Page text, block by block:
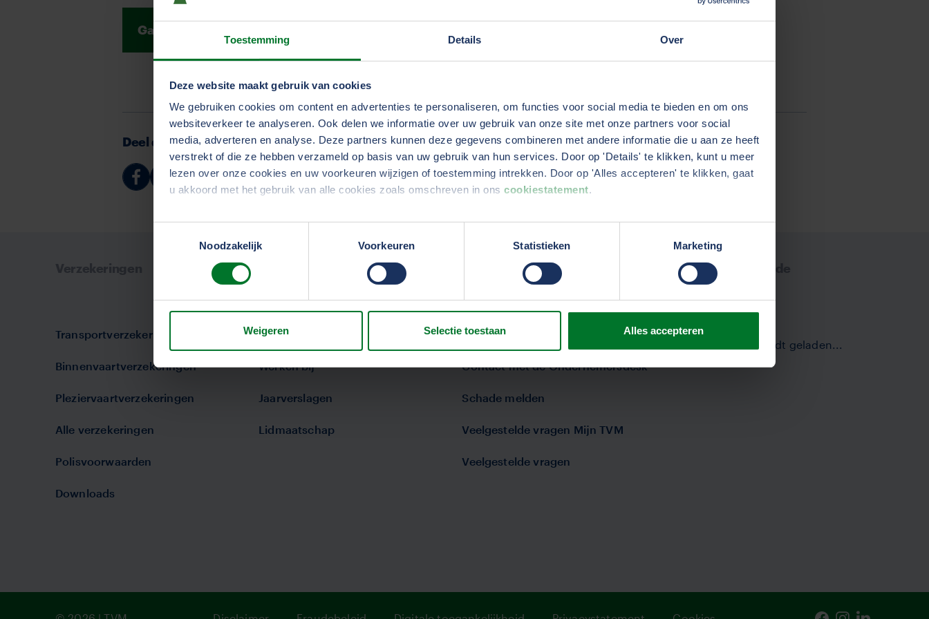
Toestemming Details Over
Deze website maakt gebruik van cookies
We gebruiken cookies om content en advertenties te personaliseren, om functies voor social media te bieden en om ons
websiteverkeer te analyseren. Ook delen we informatie over uw gebruik van onze site met onze partners voor social
media, adverteren en analyse. Deze partners kunnen deze gegevens combineren met andere informatie die u aan ze heeft
verstrekt of die ze hebben verzameld op basis van uw gebruik van hun services. Door op 'Details' te klikken, kunt u meer
lezen over onze cookies en uw voorkeuren wijzigen of toestemming intrekken. Door op 'Alles accepteren' te klikken, gaat
u akkoord met het gebruik van alle cookies zoals omschreven in ons cookiestatement.
We werken samen met die uw gegevens kunnen ontvangen en verwerken.
Noodzakelijk
Voorkeuren Statistieken Marketing
Weigeren Selectie toestaan Alles accepteren
Ga terug naar de nieuwsbrief
Deel deze pagina
Deel
Facebook
Deel
Linkedin
Deel
Whatsapp
Deel
Email
Transportverzekeringen
Binnenvaartverzekeringen
Pleziervaartverzekeringen
Alle verzekeringen
Polisvoorwaarden
Downloads
Missie en visie
Werken bij
Jaarverslagen
Lidmaatschap
Hulp en contact
Bel of mail met TVM
Contact met de Ondernemersdesk
Schade melden
Veelgestelde vragen Mijn TVM
Veelgestelde vragen
Meld u aan voor de
nieuwsbrief
Het formulier wordt geladen...